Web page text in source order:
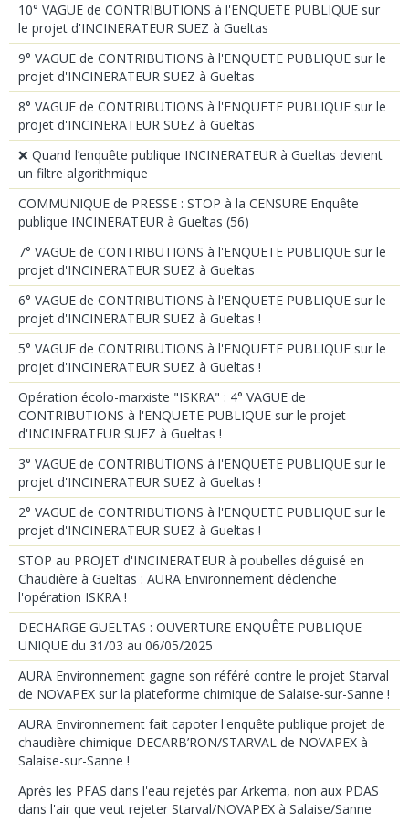
10° VAGUE de CONTRIBUTIONS à l'ENQUETE PUBLIQUE sur
le projet d'INCINERATEUR SUEZ à Gueltas
9° VAGUE de CONTRIBUTIONS à l'ENQUETE PUBLIQUE sur le
projet d'INCINERATEUR SUEZ à Gueltas
8° VAGUE de CONTRIBUTIONS à l'ENQUETE PUBLIQUE sur le
projet d'INCINERATEUR SUEZ à Gueltas
❌ Quand l’enquête publique INCINERATEUR à Gueltas devient
un filtre algorithmique
COMMUNIQUE de PRESSE : STOP à la CENSURE Enquête
publique INCINERATEUR à Gueltas (56)
7° VAGUE de CONTRIBUTIONS à l'ENQUETE PUBLIQUE sur le
projet d'INCINERATEUR SUEZ à Gueltas
6° VAGUE de CONTRIBUTIONS à l'ENQUETE PUBLIQUE sur le
projet d'INCINERATEUR SUEZ à Gueltas !
5° VAGUE de CONTRIBUTIONS à l'ENQUETE PUBLIQUE sur le
projet d'INCINERATEUR SUEZ à Gueltas !
Opération écolo-marxiste "ISKRA" : 4° VAGUE de
CONTRIBUTIONS à l'ENQUETE PUBLIQUE sur le projet
d'INCINERATEUR SUEZ à Gueltas !
3° VAGUE de CONTRIBUTIONS à l'ENQUETE PUBLIQUE sur le
projet d'INCINERATEUR SUEZ à Gueltas !
2° VAGUE de CONTRIBUTIONS à l'ENQUETE PUBLIQUE sur le
projet d'INCINERATEUR SUEZ à Gueltas !
STOP au PROJET d'INCINERATEUR à poubelles déguisé en
Chaudière à Gueltas : AURA Environnement déclenche
l'opération ISKRA !
DECHARGE GUELTAS : OUVERTURE ENQUÊTE PUBLIQUE
UNIQUE du 31/03 au 06/05/2025
AURA Environnement gagne son référé contre le projet Starval
de NOVAPEX sur la plateforme chimique de Salaise-sur-Sanne !
AURA Environnement fait capoter l'enquête publique projet de
chaudière chimique DECARB’RON/STARVAL de NOVAPEX à
Salaise-sur-Sanne !
Après les PFAS dans l'eau rejetés par Arkema, non aux PDAS
dans l'air que veut rejeter Starval/NOVAPEX à Salaise/Sanne